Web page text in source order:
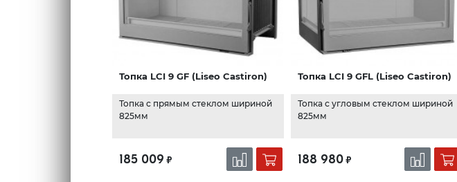
Топка LCI 9 GF (Liseo Castiron)
Топка с прямым стеклом шириной
825мм
185 009 ₽
Топка LCI 9 GFL (Liseo Castiron)
Топка с угловым стеклом шириной
825мм
188 980 ₽